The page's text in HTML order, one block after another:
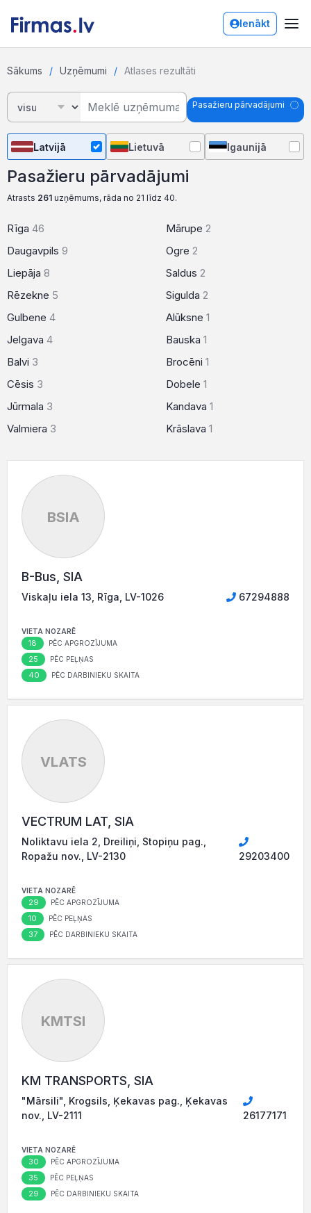
Ienākt
Sākums Uzņēmumi Atlases rezultāti
Pasažieru pārvadājumi
Latvijā Lietuvā Igaunijā
Pasažieru pārvadājumi
Atrasts 261 uzņēmums, rāda no 21 līdz 40.
Rīga 46
Daugavpils 9
Liepāja 8
Rēzekne 5
Gulbene 4
Jelgava 4
Balvi 3
Cēsis 3
Jūrmala 3
Valmiera 3
Mārupe 2
Ogre 2
Saldus 2
Sigulda 2
Alūksne 1
Bauska 1
Brocēni 1
Dobele 1
Kandava 1
Krāslava 1
BSIA
B-Bus, SIA
Viskaļu iela 13, Rīga, LV-1026 67294888
VIETA NOZARĒ
18 PĒC APGROZĪJUMA
25 PĒC PEĻŅAS
40 PĒC DARBINIEKU SKAITA
VLATS
VECTRUM LAT, SIA
Noliktavu iela 2, Dreiliņi, Stopiņu pag.,
Ropažu nov., LV-2130
29203400
VIETA NOZARĒ
29 PĒC APGROZĪJUMA
10 PĒC PEĻŅAS
37 PĒC DARBINIEKU SKAITA
KMTSI
KM TRANSPORTS, SIA
"Mārsili", Krogsils, Ķekavas pag., Ķekavas
nov., LV-2111
26177171
VIETA NOZARĒ
30 PĒC APGROZĪJUMA
35 PĒC PEĻŅAS
29 PĒC DARBINIEKU SKAITA